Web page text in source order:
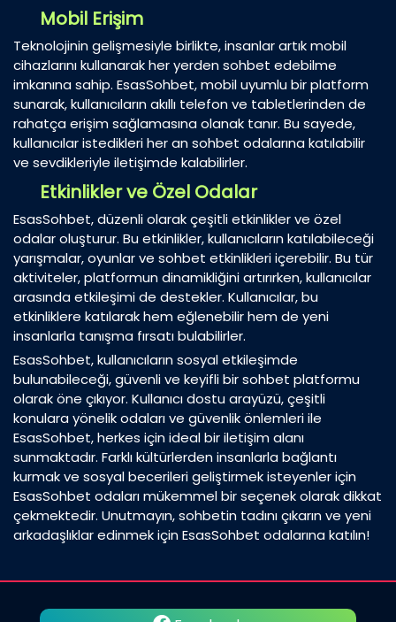
Mobil Erişim
Teknolojinin gelişmesiyle birlikte, insanlar artık mobil
cihazlarını kullanarak her yerden sohbet edebilme
imkanına sahip. EsasSohbet, mobil uyumlu bir platform
sunarak, kullanıcıların akıllı telefon ve tabletlerinden de
rahatça erişim sağlamasına olanak tanır. Bu sayede,
kullanıcılar istedikleri her an sohbet odalarına katılabilir
ve sevdikleriyle iletişimde kalabilirler.
Etkinlikler ve Özel Odalar
EsasSohbet, düzenli olarak çeşitli etkinlikler ve özel
odalar oluşturur. Bu etkinlikler, kullanıcıların katılabileceği
yarışmalar, oyunlar ve sohbet etkinlikleri içerebilir. Bu tür
aktiviteler, platformun dinamikliğini artırırken, kullanıcılar
arasında etkileşimi de destekler. Kullanıcılar, bu
etkinliklere katılarak hem eğlenebilir hem de yeni
insanlarla tanışma fırsatı bulabilirler.
EsasSohbet, kullanıcıların sosyal etkileşimde
bulunabileceği, güvenli ve keyifli bir sohbet platformu
olarak öne çıkıyor. Kullanıcı dostu arayüzü, çeşitli
konulara yönelik odaları ve güvenlik önlemleri ile
EsasSohbet, herkes için ideal bir iletişim alanı
sunmaktadır. Farklı kültürlerden insanlarla bağlantı
kurmak ve sosyal becerileri geliştirmek isteyenler için
EsasSohbet odaları mükemmel bir seçenek olarak dikkat
çekmektedir. Unutmayın, sohbetin tadını çıkarın ve yeni
arkadaşlıklar edinmek için EsasSohbet odalarına katılın!